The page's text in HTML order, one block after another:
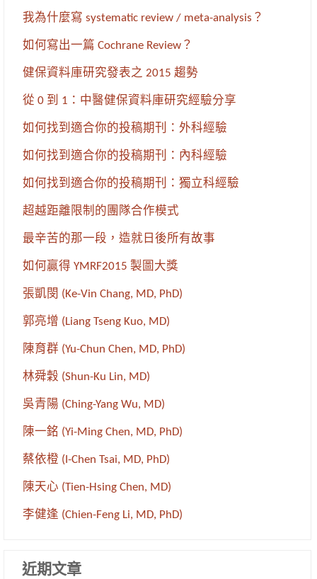
我為什麼寫 systematic review / meta-analysis？
如何寫出一篇 Cochrane Review？
健保資料庫研究發表之 2015 趨勢
從 0 到 1：中醫健保資料庫研究經驗分享
如何找到適合你的投稿期刊：外科經驗
如何找到適合你的投稿期刊：內科經驗
如何找到適合你的投稿期刊：獨立科經驗
超越距離限制的團隊合作模式
最辛苦的那一段，造就日後所有故事
如何贏得 YMRF2015 製圖大獎
張凱閔 (Ke-Vin Chang, MD, PhD)
郭亮增 (Liang Tseng Kuo, MD)
陳育群 (Yu-Chun Chen, MD, PhD)
林舜穀 (Shun-Ku Lin, MD)
吳青陽 (Ching-Yang Wu, MD)
陳一銘 (Yi-Ming Chen, MD, PhD)
蔡依橙 (I-Chen Tsai, MD, PhD)
陳天心 (Tien-Hsing Chen, MD)
李健逢 (Chien-Feng Li, MD, PhD)
近期文章